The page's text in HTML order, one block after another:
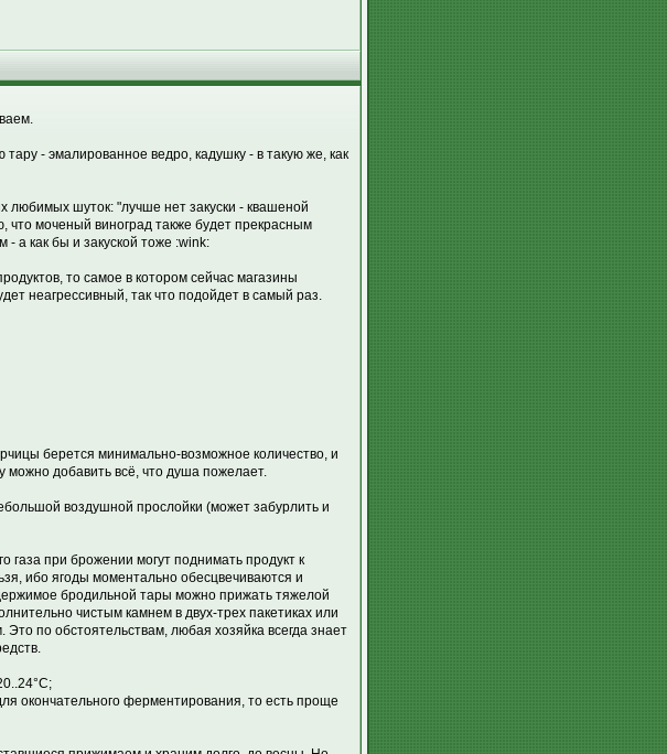
- эмалированное ведро, кадушку - в такую же, как
любимых шуток: "лучше нет закуски - квашеной
что моченый виноград также будет прекрасным
а как бы и закуской тоже :wink:
то самое в котором сейчас магазины
неагрессивный, так что подойдет в самый раз.
берется минимально-возможное количество, и
можно добавить всё, что душа пожелает.
воздушной прослойки (может забурлить и
газа при брожении могут поднимать продукт к
ибо ягоды моментально обесцвечиваются и
бродильной тары можно прижать тяжелой
чистым камнем в двух-трех пакетиках или
по обстоятельствам, любая хозяйка всегда знает
окончательного ферментирования, то есть проще